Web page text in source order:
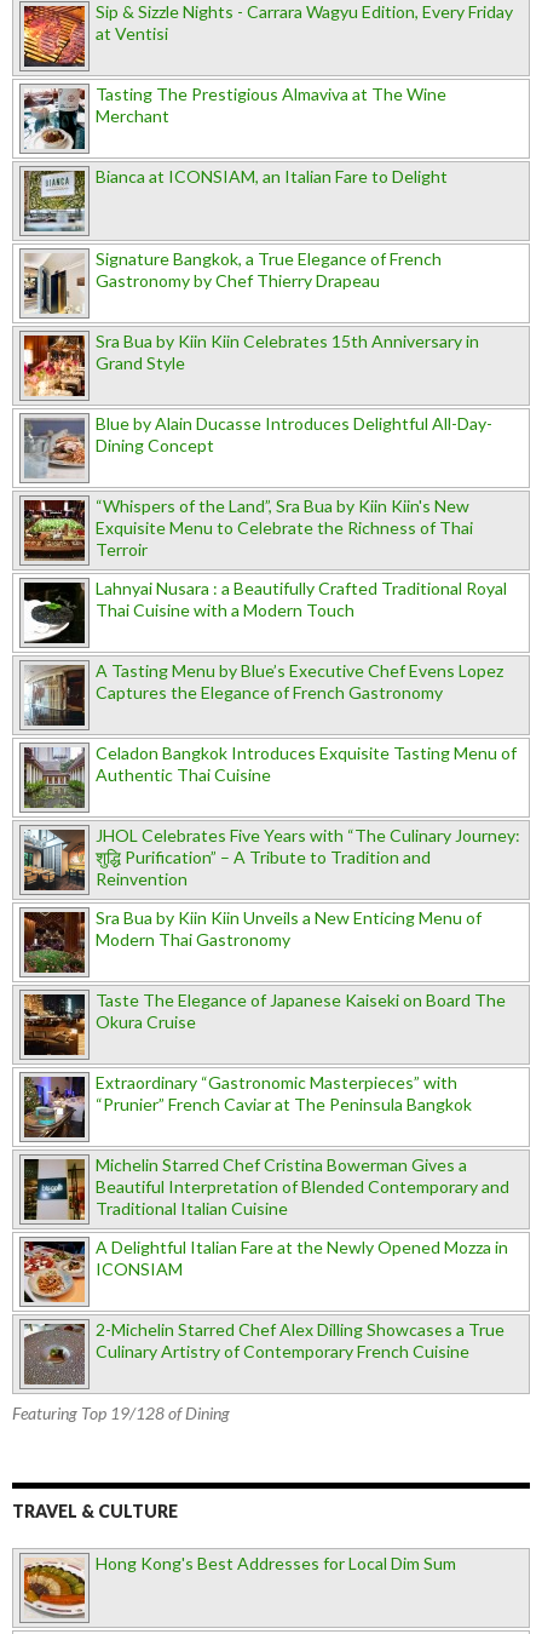
Sip & Sizzle Nights - Carrara Wagyu Edition, Every Friday
at Ventisi
Tasting The Prestigious Almaviva at The Wine
Merchant
Bianca at ICONSIAM, an Italian Fare to Delight
Signature Bangkok, a True Elegance of French
Gastronomy by Chef Thierry Drapeau
Sra Bua by Kiin Kiin Celebrates 15th Anniversary in
Grand Style
Blue by Alain Ducasse Introduces Delightful All-Day-
Dining Concept
“Whispers of the Land”, Sra Bua by Kiin Kiin's New
Exquisite Menu to Celebrate the Richness of Thai
Terroir
Lahnyai Nusara : a Beautifully Crafted Traditional Royal
Thai Cuisine with a Modern Touch
A Tasting Menu by Blue’s Executive Chef Evens Lopez
Captures the Elegance of French Gastronomy
Celadon Bangkok Introduces Exquisite Tasting Menu of
Authentic Thai Cuisine
JHOL Celebrates Five Years with “The Culinary Journey:
शुद्धि Purification” – A Tribute to Tradition and
Reinvention
Sra Bua by Kiin Kiin Unveils a New Enticing Menu of
Modern Thai Gastronomy
Taste The Elegance of Japanese Kaiseki on Board The
Okura Cruise
Extraordinary “Gastronomic Masterpieces” with
“Prunier” French Caviar at The Peninsula Bangkok
Michelin Starred Chef Cristina Bowerman Gives a
Beautiful Interpretation of Blended Contemporary and
Traditional Italian Cuisine
A Delightful Italian Fare at the Newly Opened Mozza in
ICONSIAM
2-Michelin Starred Chef Alex Dilling Showcases a True
Culinary Artistry of Contemporary French Cuisine
Featuring Top 19/128 of Dining
TRAVEL & CULTURE
Hong Kong's Best Addresses for Local Dim Sum